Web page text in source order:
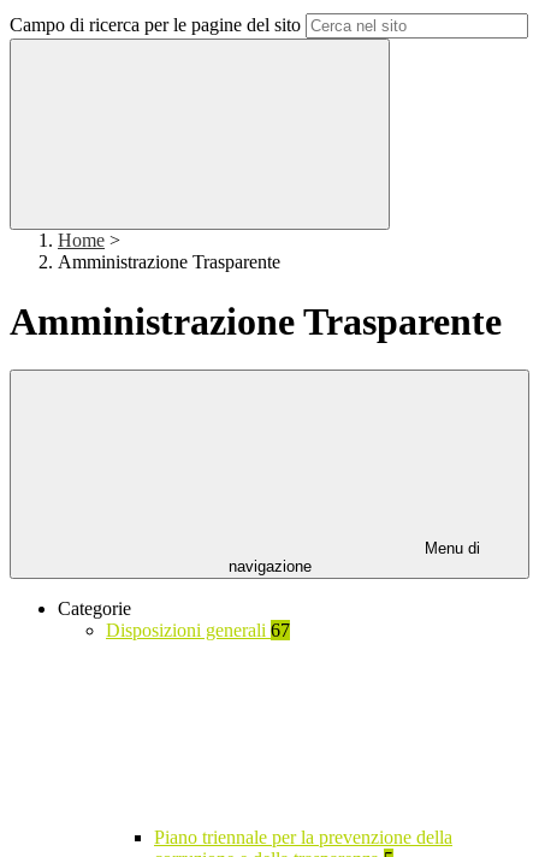
Campo di ricerca per le pagine del sito
Home >
Amministrazione Trasparente
Amministrazione Trasparente
Menu di
navigazione
Categorie
Disposizioni generali 67
Piano triennale per la prevenzione della